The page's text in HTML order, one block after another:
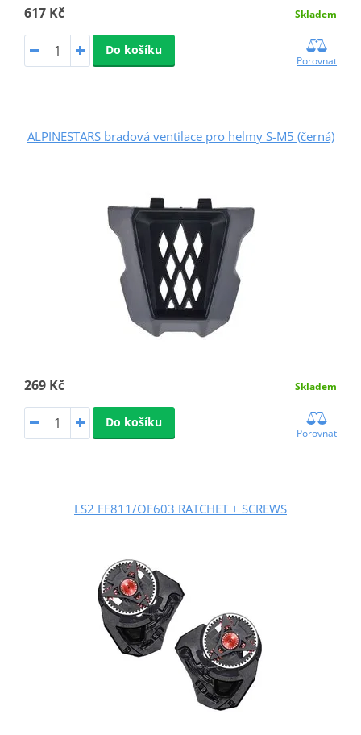
617 Kč Skladem
Do košíku
Porovnat
ALPINESTARS bradová ventilace pro helmy S-M5 (černá)
269 Kč Skladem
Do košíku
Porovnat
LS2 FF811/OF603 RATCHET + SCREWS